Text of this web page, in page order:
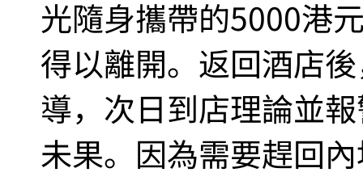
光隨身攜帶的5000港
得以離開。返回酒店
導，次日到店理論並
未果。因為需要趕回